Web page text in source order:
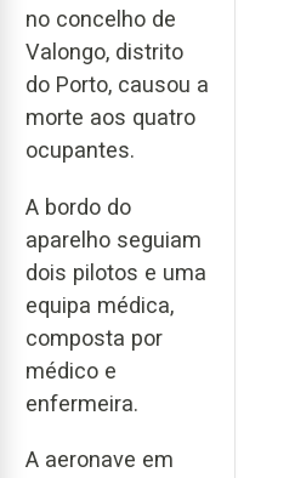
no concelho de
Valongo, distrito
do Porto, causou a
morte aos quatro
ocupantes.
A bordo do
aparelho seguiam
dois pilotos e uma
equipa médica,
composta por
médico e
enfermeira.
A aeronave em